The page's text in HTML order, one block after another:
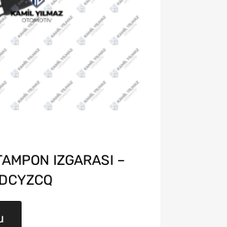
IZGARASI –